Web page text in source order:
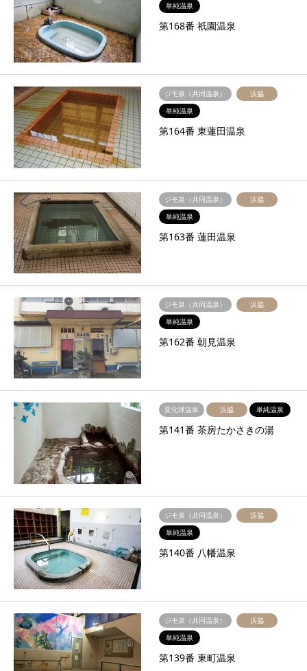
単純温泉
第168番 祇園温泉
ジモ泉（共同温泉）
浜脇
単純温泉
第164番 東蓮田温泉
ジモ泉（共同温泉）
浜脇
単純温泉
第163番 蓮田温泉
ジモ泉（共同温泉）
浜脇
単純温泉
第162番 朝見温泉
変化球温泉 浜脇 単純温泉
第141番 茶房たかさきの湯
ジモ泉（共同温泉）
浜脇
単純温泉
第140番 八幡温泉
ジモ泉（共同温泉）
浜脇
単純温泉
第139番 東町温泉